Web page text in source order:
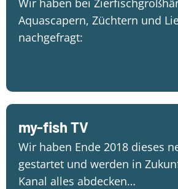
Wir haben bei
Aquascapern, Züchtern und
nachgefragt:
my-fish TV
Wir haben Ende 2018 dieses
gestartet und werden in
Kanal alles abdecken…